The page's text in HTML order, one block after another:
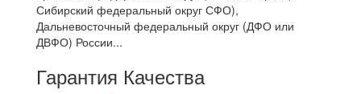
Сибирский федеральный округ СФО),
Дальневосточный федеральный округ (ДФО или
ДВФО) России...
Гарантия Качества